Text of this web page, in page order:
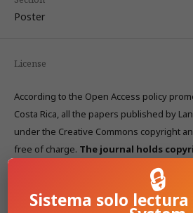
Poster
License
According to the Open Access policy
Costa Rica, all the papers published by
under the Creative Commons copyright
free of charge. The journal holds
rights under the CC BY-NC-ND 3.0 CR
Before the publication of the materials
🔒
Sistema solo